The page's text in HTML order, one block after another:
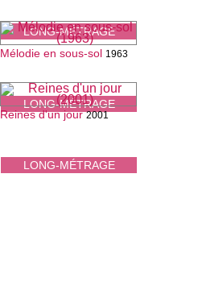
LONG-MÉTRAGE
LONG-MÉTRAGE
Mélodie en sous-sol 1963
LONG-MÉTRAGE
Reines d'un jour 2001